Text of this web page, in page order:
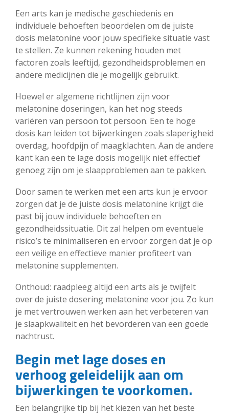
Een arts kan je medische geschiedenis en
individuele behoeften beoordelen om de juiste
dosis melatonine voor jouw specifieke situatie vast
te stellen. Ze kunnen rekening houden met
factoren zoals leeftijd, gezondheidsproblemen en
andere medicijnen die je mogelijk gebruikt.
Hoewel er algemene richtlijnen zijn voor
melatonine doseringen, kan het nog steeds
variëren van persoon tot persoon. Een te hoge
dosis kan leiden tot bijwerkingen zoals slaperigheid
overdag, hoofdpijn of maagklachten. Aan de andere
kant kan een te lage dosis mogelijk niet effectief
genoeg zijn om je slaapproblemen aan te pakken.
Door samen te werken met een arts kun je ervoor
zorgen dat je de juiste dosis melatonine krijgt die
past bij jouw individuele behoeften en
gezondheidssituatie. Dit zal helpen om eventuele
risico’s te minimaliseren en ervoor zorgen dat je op
een veilige en effectieve manier profiteert van
melatonine supplementen.
Onthoud: raadpleeg altijd een arts als je twijfelt
over de juiste dosering melatonine voor jou. Zo kun
je met vertrouwen werken aan het verbeteren van
je slaapkwaliteit en het bevorderen van een goede
nachtrust.
Begin met lage doses en
verhoog geleidelijk aan om
bijwerkingen te voorkomen.
Een belangrijke tip bij het kiezen van het beste